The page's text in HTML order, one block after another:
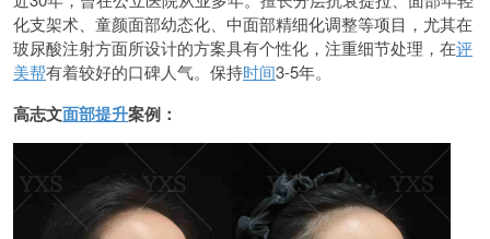
化支架术、童颜面部幼态化、中面部精细化调整等项目，尤其在
玻尿酸注射方面所设计的方案具有个性化，注重细节处理，在评
美帮有着较好的口碑人气。保持时间3-5年。
高志文面部提升案例：